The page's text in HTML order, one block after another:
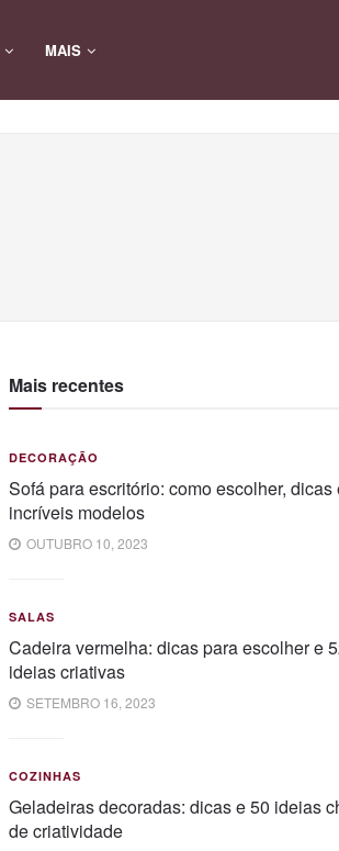
MAIS
Mais recentes
DECORAÇÃO
Sofá para escritório: como escolher, dicas
incríveis modelos
OUTUBRO 10, 2023
SALAS
Cadeira vermelha: dicas para escolher e
ideias criativas
SETEMBRO 16, 2023
COZINHAS
Geladeiras decoradas: dicas e 50 ideias
de criatividade